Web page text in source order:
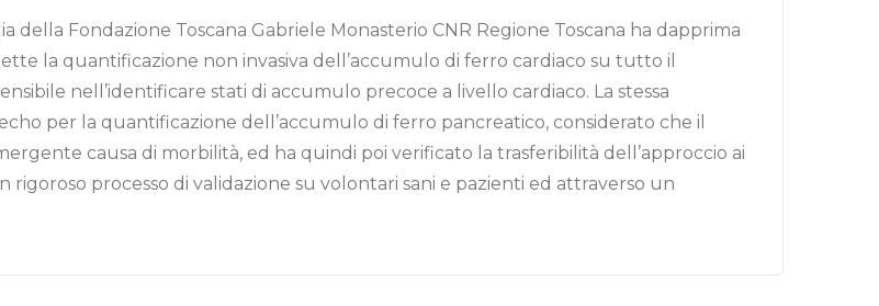
della Fondazione Toscana Gabriele Monasterio CNR Regione Toscana ha dapprima
la quantificazione non invasiva dell’accumulo di ferro cardiaco su tutto il
nell’identificare stati di accumulo precoce a livello cardiaco. La stessa
per la quantificazione dell’accumulo di ferro pancreatico, considerato che il
causa di morbilità, ed ha quindi poi verificato la trasferibilità dell’approccio ai
processo di validazione su volontari sani e pazienti ed attraverso un